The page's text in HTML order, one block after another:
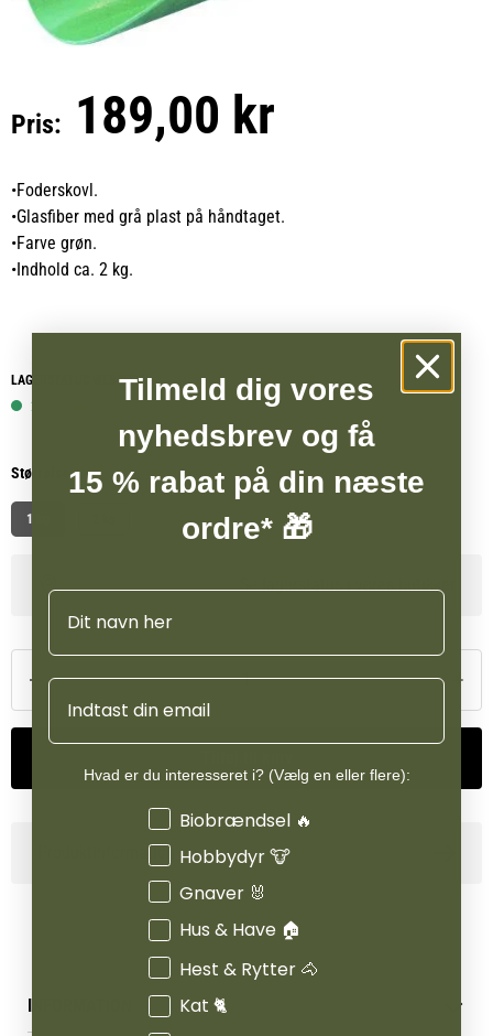
Pris: 189,00 kr
•Foderskovl.
•Glasfiber med grå plast på håndtaget.
•Farve grøn.
•Indhold ca. 2 kg.
LAGERSTATUS WEBSHOP
2 på lager
Størrelse
1 kg
Se lagerstatus i vores butikker
Produktinformation
INFORMATION
Tilmeld dig vores
nyhedsbrev og få
15 % rabat på din næste
ordre* 🎁
Navn
Email
Hvad er du interesseret i? (Vælg en eller flere):
Interesser
Biobrændsel 🔥
Hobbydyr 🐮
Gnaver 🐰
Hus & Have 🏠
Hest & Rytter 🐴
Kat 🐈